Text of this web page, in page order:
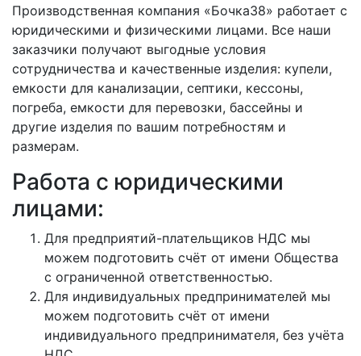
Производственная компания «Бочка38» работает с
юридическими и физическими лицами. Все наши
заказчики получают выгодные условия
сотрудничества и качественные изделия: купели,
емкости для канализации, септики, кессоны,
погреба, емкости для перевозки, бассейны и
другие изделия по вашим потребностям и
размерам.
Работа с юридическими
лицами:
Для предприятий-плательщиков НДС мы
можем подготовить счёт от имени Общества
с ограниченной ответственностью.
Для индивидуальных предпринимателей мы
можем подготовить счёт от имени
индивидуального предпринимателя, без учёта